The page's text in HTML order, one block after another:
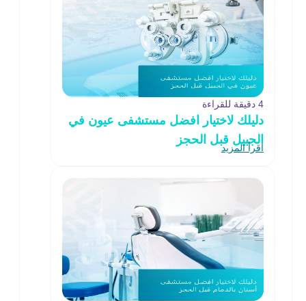
4 دقيقة للقراءة
دليلك لاختيار افضل مستشفى عيون في
الجبيل قبل الحجز
اقرأ المزيد